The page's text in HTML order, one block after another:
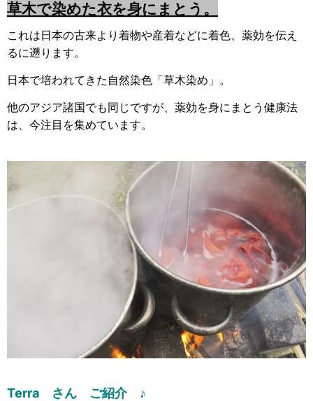
草木で染めた衣を身にまとう。
これは日本の古来より着物や産着などに着色、薬効を伝え
るに遡ります。
日本で培われてきた自然染色「草木染め」。
他のアジア諸国でも同じですが、薬効を身にまとう健康法
は、今注目を集めています。
Terra さん ご紹介 ♪